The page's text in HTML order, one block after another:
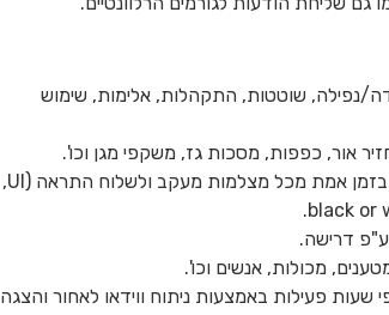
נפילה, שוטטות, התקהלות, אלימות, שימוש
אור, כפפות, מסכות גז, משקפי מגן וכו'.
זיהוי פרצופים באמצעות אלגוריתם זיהוי פנים בזמן אמת מכל מצלמות מעקב ולשלוח התראה (UI,
ע"פ דרישה.
מכולות, אנשים וכו'.
שעות פעילות באמצעות ניתוח ווידאו לאחור והצגה